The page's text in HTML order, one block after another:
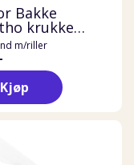
Bakke
krukke
m/riller
Kjøp